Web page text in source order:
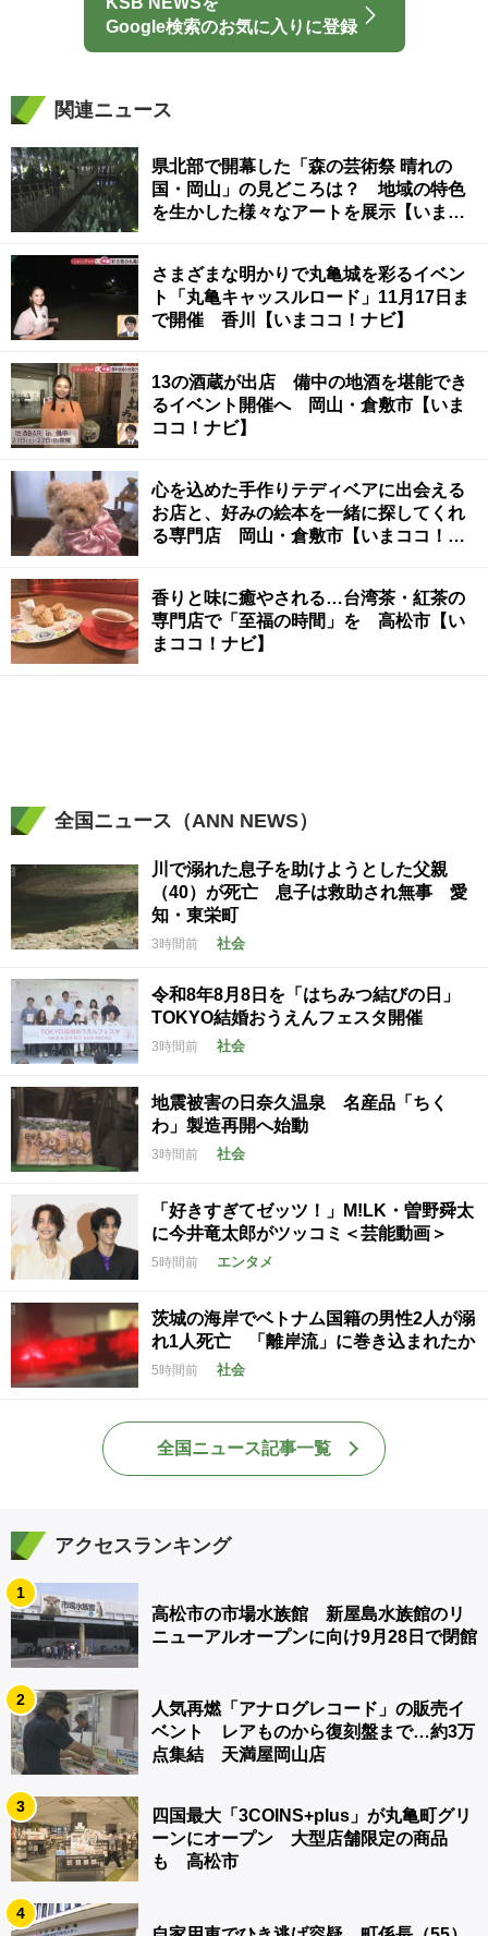
Google検索のお気に入りに登録
関連ニュース
県北部で開幕した「森の芸術祭 晴れの
国・岡山」の見どころは？ 地域の特色
を生かした様々なアートを展示【いまコ
さまざまな明かりで丸亀城を彩るイベン
ト「丸亀キャッスルロード」11月17日ま
で開催 香川【いまココ！ナビ】
13の酒蔵が出店 備中の地酒を堪能でき
るイベント開催へ 岡山・倉敷市【いま
ココ！ナビ】
心を込めた手作りテディベアに出会える
お店と、好みの絵本を一緒に探してくれ
る専門店 岡山・倉敷市【いまココ！ナ
香りと味に癒やされる…台湾茶・紅茶の
専門店で「至福の時間」を 高松市【い
まココ！ナビ】
全国ニュース（ANN NEWS）
川で溺れた息子を助けようとした父親
（40）が死亡 息子は救助され無事 愛
知・東栄町
3時間前 社会
令和8年8月8日を「はちみつ結びの日」
TOKYO結婚おうえんフェスタ開催
3時間前 社会
地震被害の日奈久温泉 名産品「ちく
わ」製造再開へ始動
3時間前 社会
「好きすぎてゼッツ！」M!LK・曽野舜太
に今井竜太郎がツッコミ＜芸能動画＞
5時間前 エンタメ
茨城の海岸でベトナム国籍の男性2人が溺
れ1人死亡 「離岸流」に巻き込まれたか
5時間前 社会
全国ニュース記事一覧
アクセスランキング
1
高松市の市場水族館 新屋島水族館のリ
ニューアルオープンに向け9月28日で閉館
2
人気再燃「アナログレコード」の販売イ
ベント レアものから復刻盤まで…約3万
点集結 天満屋岡山店
3
四国最大「3COINS+plus」が丸亀町グリ
ーンにオープン 大型店舗限定の商品
も 高松市
4